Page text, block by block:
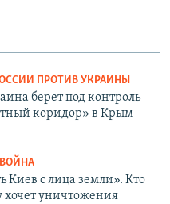
ПРОТИВ УКРАИНЫ
берет под контроль
коридор» в Крым
Киев с лица земли». Кто
хочет уничтожения